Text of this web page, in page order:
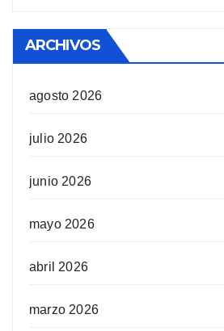
ARCHIVOS
agosto 2026
julio 2026
junio 2026
mayo 2026
abril 2026
marzo 2026